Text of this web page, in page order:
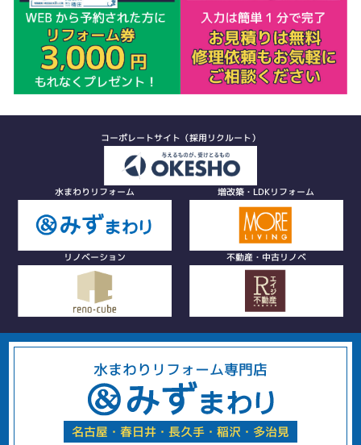
コーポレートサイト（採用リクルート）
水まわりリフォーム 増改築・LDKリフォーム
リノベーション 不動産・中古リノベ
水まわりリフォーム専門店
名古屋・春日井・長久手・稲沢・多治見